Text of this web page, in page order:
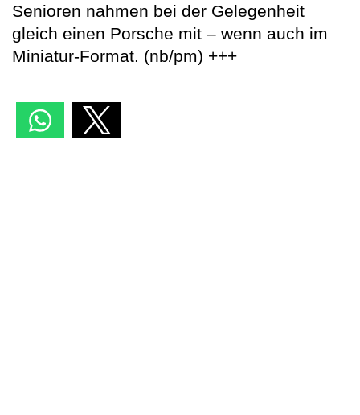
Senioren nahmen bei der Gelegenheit
gleich einen Porsche mit – wenn auch im
Miniatur-Format. (nb/pm) +++